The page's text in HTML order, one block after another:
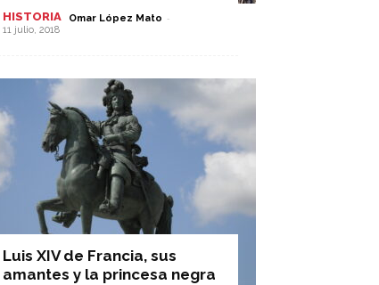
HISTORIA Omar López Mato -
11 julio, 2018
Luis XIV de Francia, sus
amantes y la princesa negra